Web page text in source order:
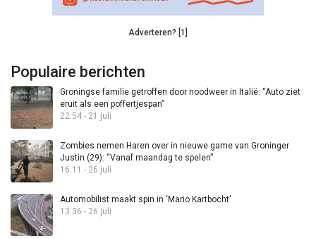
Adverteren? [1]
Populaire berichten
Groningse familie getroffen door noodweer in Italië: “Auto ziet
eruit als een poffertjespan”
22:54 - 21 juli
Zombies nemen Haren over in nieuwe game van Groninger
Justin (29): “Vanaf maandag te spelen”
16:11 - 26 juli
Automobilist maakt spin in ‘Mario Kartbocht’
13:36 - 26 juli